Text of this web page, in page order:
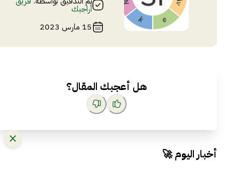
أراجيك
15 مارس 2023
هل أعجبك المقال؟
أخبار اليوم 🚀